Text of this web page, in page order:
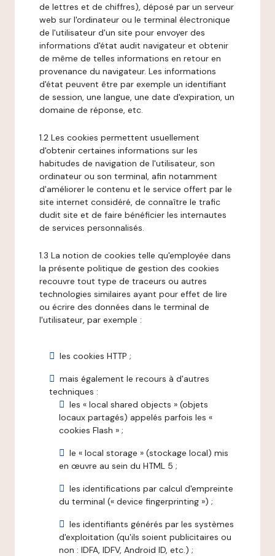
de lettres et de chiffres), déposé par un serveur
web sur l'ordinateur ou le terminal électronique
de l'utilisateur d'un site pour envoyer des
informations d'état audit navigateur et obtenir
de même de telles informations en retour en
provenance du navigateur. Les informations
d'état peuvent être par exemple un identifiant
de session, une langue, une date d'expiration, un
domaine de réponse, etc.
1.2 Les cookies permettent usuellement
d'obtenir certaines informations sur les
habitudes de navigation de l'utilisateur, son
ordinateur ou son terminal, afin notamment
d'améliorer le contenu et le service offert par le
site internet considéré, de connaître le trafic
dudit site et de faire bénéficier les internautes
de services personnalisés.
1.3 La notion de cookies telle qu'employée dans
la présente politique de gestion des cookies
recouvre tout type de traceurs ou autres
technologies similaires ayant pour effet de lire
ou écrire des données dans le terminal de
l'utilisateur, par exemple :
les cookies HTTP ;
mais également le recours à d'autres
techniques :
les « local shared objects » (objets
locaux partagés) appelés parfois les «
cookies Flash » ;
le « local storage » (stockage local) mis
en œuvre au sein du HTML 5 ;
les identifications par calcul d'empreinte
du terminal (« device fingerprinting ») ;
les identifiants générés par les systèmes
d'exploitation (qu'ils soient publicitaires ou
non : IDFA, IDFV, Android ID, etc.) ;